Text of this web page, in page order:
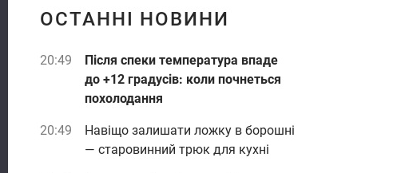
ОСТАННІ НОВИНИ
20:49
Після спеки температура впаде
до +12 градусів: коли почнеться
похолодання
20:49
Навіщо залишати ложку в борошні
— старовинний трюк для кухні